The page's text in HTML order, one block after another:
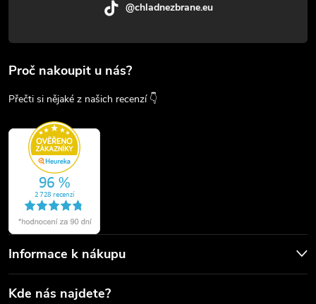
@chladnezbrane.eu
Proč nakoupit u nás?
Přečti si nějaké z našich recenzí 👇
Informace k nákupu
Kde nás najdete?